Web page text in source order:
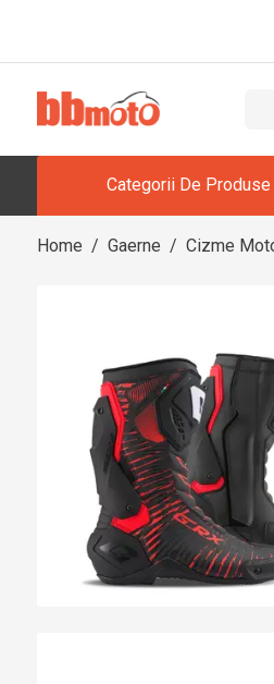
Categorii De Produse
Home / Gaerne / Cizme